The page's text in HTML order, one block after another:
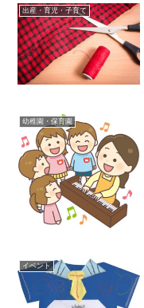
出産・育児・子育て
幼稚園・保育園
イベント